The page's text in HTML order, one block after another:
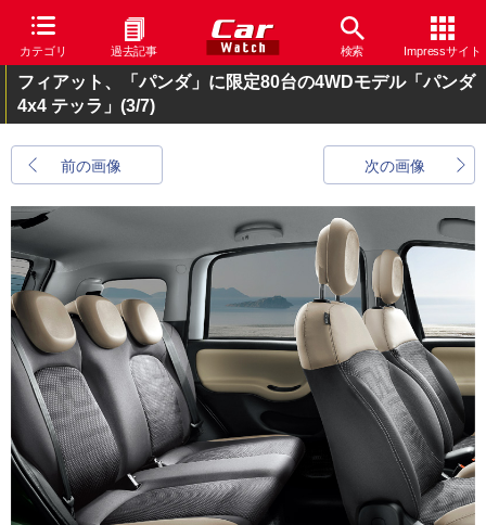
カテゴリ 過去記事 検索 Impressサイト
フィアット、「パンダ」に限定80台の4WDモデル「パンダ
4x4 テッラ」 (3/7)
前の画像 次の画像